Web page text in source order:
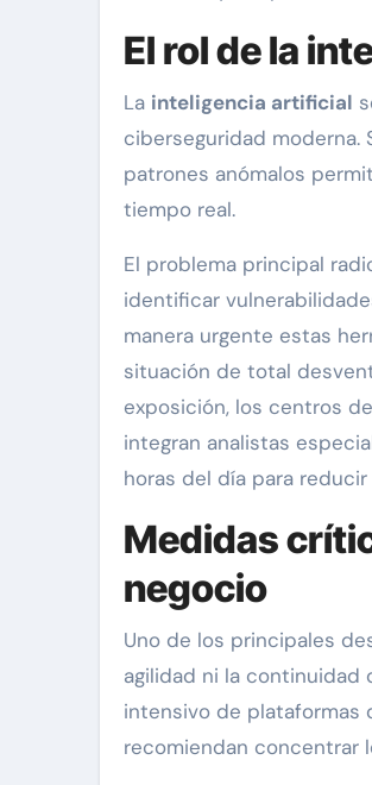
El rol de la
La inteligencia artificial
ciberseguridad moderna.
patrones anómalos
tiempo real.
El problema principal
identificar
manera urgente estas
situación de total
exposición, los centros
integran analistas
horas del día para
Medidas
negocio
Uno de los principales
agilidad ni la continuidad
intensivo de plataformas
recomiendan concentrar